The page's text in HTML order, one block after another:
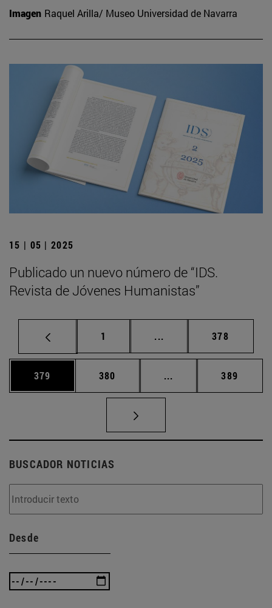
Imagen Raquel Arilla/ Museo Universidad de Navarra
15 | 05 | 2025
Publicado un nuevo número de “IDS.
Revista de Jóvenes Humanistas”
Página
1 ... Páginas intermedias
Página
378
Página
379 Página
380 ... Páginas intermedias
Página
389
BUSCADOR NOTICIAS
Desde